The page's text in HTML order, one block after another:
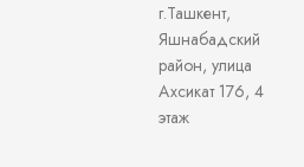
г.Ташкент,
Яшнабадский
район, улица
Ахсикат 176, 4
этаж